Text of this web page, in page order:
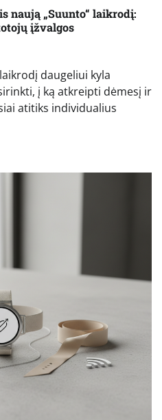
naują „Suunto“ laikrodį:
įžvalgos
daugeliui kyla
į ką atkreipti dėmesį ir
atitiks individualius